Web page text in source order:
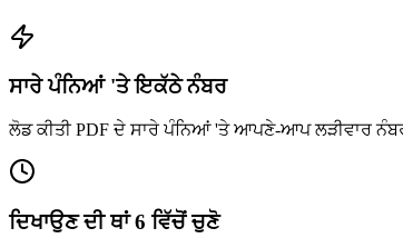
ਸਾਰੇ ਪੰਨਿਆਂ 'ਤੇ ਇਕੱਠੇ ਨੰਬਰ
ਲੋਡ ਕੀਤੀ PDF ਦੇ ਸਾਰੇ ਪੰਨਿਆਂ 'ਤੇ ਆਪਣੇ-ਆਪ ਲੜੀਵਾਰ
ਦਿਖਾਉਣ ਦੀ ਥਾਂ 6 ਵਿੱਚੋਂ ਚੁਣੋ